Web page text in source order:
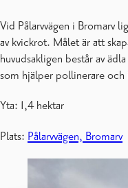
Vid Pålarvvägen i Bromarv
av kvickrot. Målet är att
huvudsakligen består av
som hjälper pollinerare och
Yta: 1,4 hektar
Plats: Pålarvvägen, Bromarv